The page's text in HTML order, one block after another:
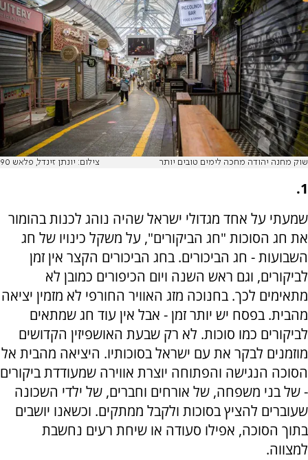
שוק מחנה יהודה מחכה לימים טובים יותר צילום: יונתן זינדל, פלאש 90
1.
שמעתי על אחד מגדולי ישראל שהיה נוהג לכנות בהומור
את חג הסוכות "חג הביקורים", על משקל כינויו של חג
השבועות - חג הביכורים. בחג הביכורים הקצר אין זמן
לביקורים, וגם ראש השנה ויום הכיפורים כמובן לא
מתאימים לכך. בחנוכה מזג האוויר החורפי לא מזמין יציאה
מהבית. בפסח יש יותר זמן - אבל אין עוד חג שמתאים
לביקורים כמו סוכות. לא רק שבעת האושפיזין הקדושים
מוזמנים לבקר את עם ישראל בסוכותיו. היציאה מהבית אל
הסוכה הנגישה והפתוחה יוצרת אווירה שמעודדת ביקורים
- של בני משפחה, של אורחים וחברים, של ילדי השכונה
שעוברים להציץ בסוכות ולקבל ממתקים. וכשאנו יושבים
בתוך הסוכה, אפילו סעודה או שיחת רעים נחשבת
למצווה.